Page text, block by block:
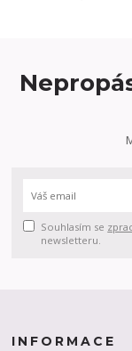
Souhlasím se
newsletteru.
INFORMACE